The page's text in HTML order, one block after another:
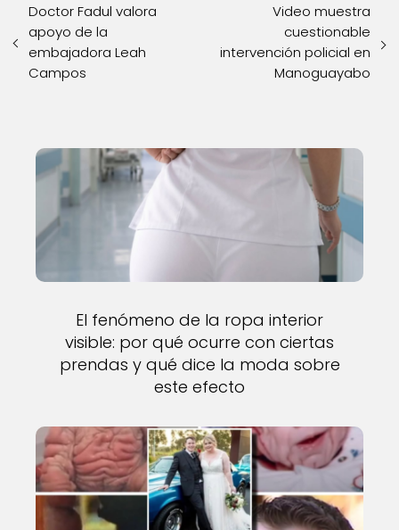
Doctor Fadul valora
apoyo de la
embajadora Leah
Campos
Video muestra
cuestionable
intervención policial en
Manoguayabo
El fenómeno de la ropa interior
visible: por qué ocurre con ciertas
prendas y qué dice la moda sobre
este efecto